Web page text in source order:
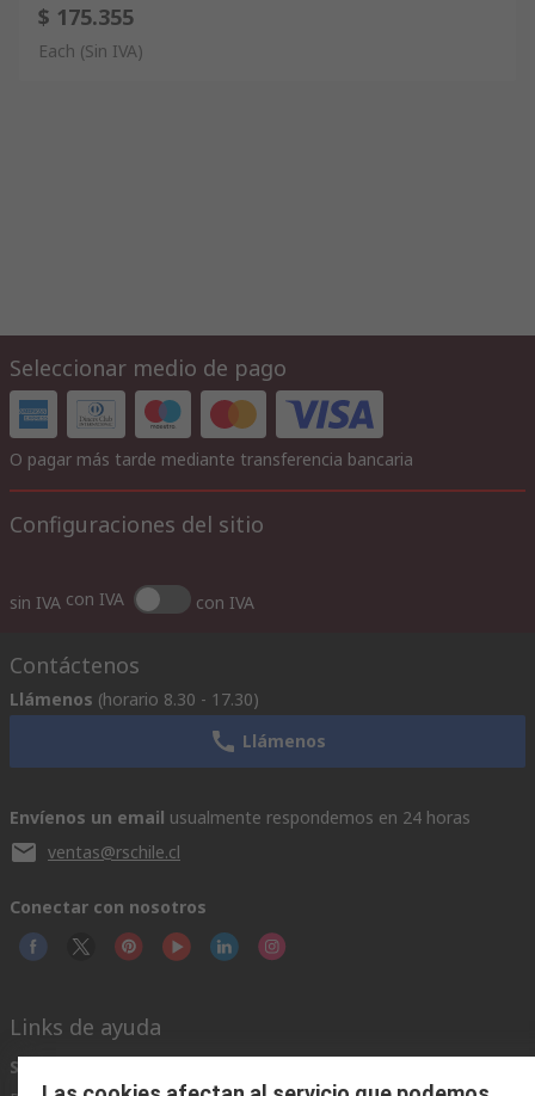
$ 175.355
Each (Sin IVA)
Seleccionar medio de pago
O pagar más tarde mediante transferencia bancaria
Configuraciones del sitio
sin IVA con IVA con IVA
Contáctenos
Llámenos (horario 8.30 - 17.30)
Llámenos
Envíenos un email usualmente respondemos en 24 horas
ventas@rschile.cl
Conectar con nosotros
Links de ayuda
Servicios